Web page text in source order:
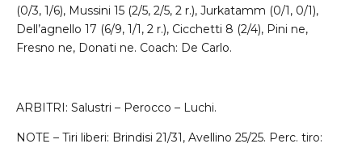
(0/3, 1/6), Mussini 15 (2/5, 2/5, 2 r.), Jurkatamm (0/1, 0/1),
Dell’agnello 17 (6/9, 1/1, 2 r.), Cicchetti 8 (2/4), Pini ne,
Fresno ne, Donati ne. Coach: De Carlo.
ARBITRI: Salustri – Perocco – Luchi.
NOTE – Tiri liberi: Brindisi 21/31, Avellino 25/25. Perc. tiro: